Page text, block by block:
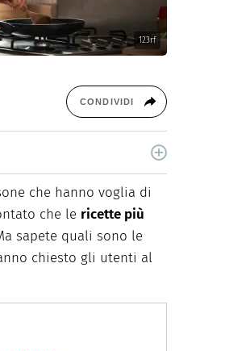
123rf
CONDIVIDI
Storiche. Curiosa e
che hanno voglia di
che le ricette più
sapete quali sono le
chiesto gli utenti al